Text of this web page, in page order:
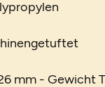
mm - Gewicht